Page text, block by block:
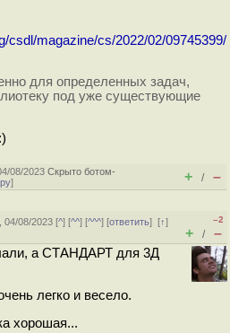
csdl/magazine/cs/2022/02/09745399/
для определенных задач,
под уже существующие
08/2023Скрыто ботом-
] + / –
04/08/2023 [^] [^^] [^^^] [ответить][↑]
–2
+ / –
а СТАНДАРТ для 3Д
легко и весело.
хорошая...